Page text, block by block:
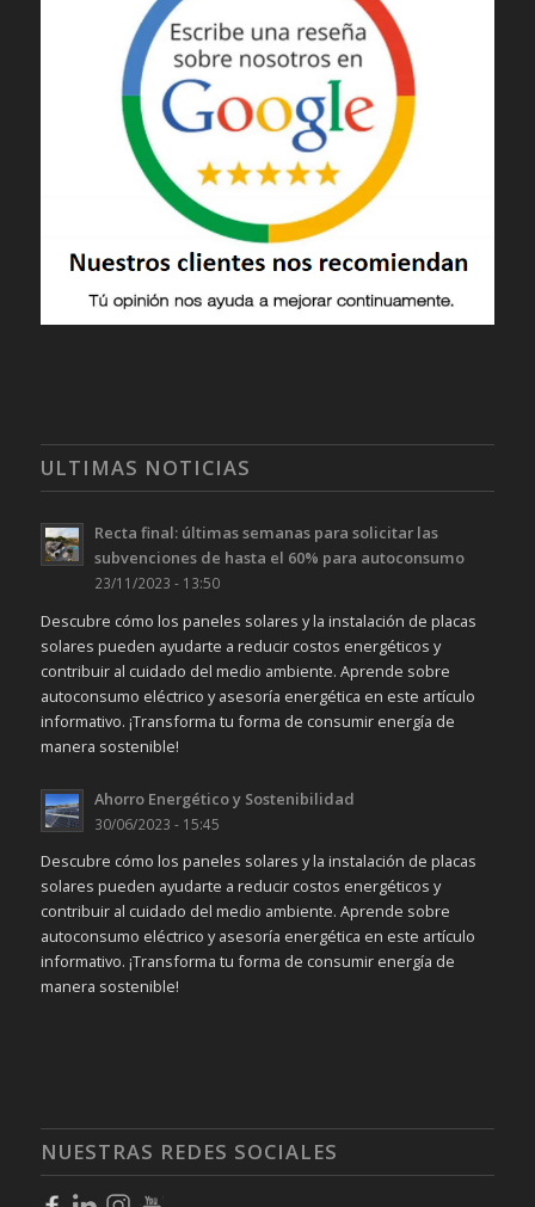
ULTIMAS NOTICIAS
Recta final: últimas semanas para solicitar las
subvenciones de hasta el 60% para autoconsumo
23/11/2023 - 13:50
Descubre cómo los paneles solares y la instalación de placas
solares pueden ayudarte a reducir costos energéticos y
contribuir al cuidado del medio ambiente. Aprende sobre
autoconsumo eléctrico y asesoría energética en este artículo
informativo. ¡Transforma tu forma de consumir energía de
manera sostenible!
Ahorro Energético y Sostenibilidad
30/06/2023 - 15:45
Descubre cómo los paneles solares y la instalación de placas
solares pueden ayudarte a reducir costos energéticos y
contribuir al cuidado del medio ambiente. Aprende sobre
autoconsumo eléctrico y asesoría energética en este artículo
informativo. ¡Transforma tu forma de consumir energía de
manera sostenible!
NUESTRAS REDES SOCIALES